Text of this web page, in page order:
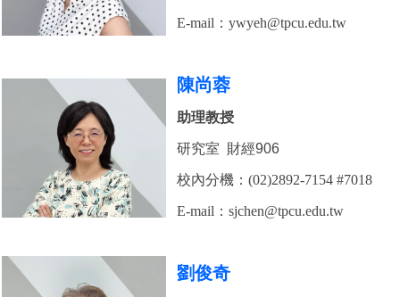
E-mail： ywyeh@tpcu.edu.tw
陳尚蓉
助理教授
研究室 財經906
校內分機：(02)2892-7154 #7018
E-mail： sjchen@tpcu.edu.tw
劉俊奇